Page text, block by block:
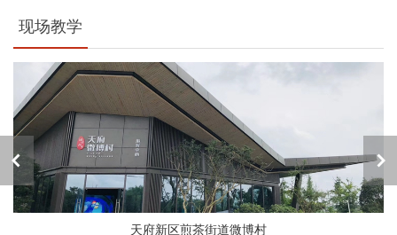
现场教学
天府新区煎茶街道微博村